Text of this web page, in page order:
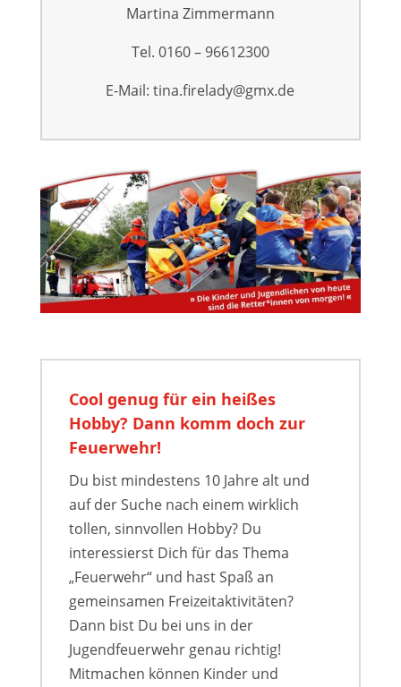
Martina Zimmermann
Tel. 0160 – 96612300
E-Mail: tina.firelady@gmx.de
Cool genug für ein heißes
Hobby? Dann komm doch zur
Feuerwehr!
Du bist mindestens 10 Jahre alt und
auf der Suche nach einem wirklich
tollen, sinnvollen Hobby? Du
interessierst Dich für das Thema
„Feuerwehr“ und hast Spaß an
gemeinsamen Freizeitaktivitäten?
Dann bist Du bei uns in der
Jugendfeuerwehr genau richtig!
Mitmachen können Kinder und